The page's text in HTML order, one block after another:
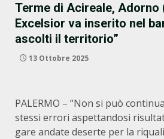
Terme di Acireale, Adorno
Excelsior va inserito nel
ascolti il territorio”
13 Ottobre 2025
PALERMO – “Non si può
stessi errori aspettandosi
gare andate deserte per la